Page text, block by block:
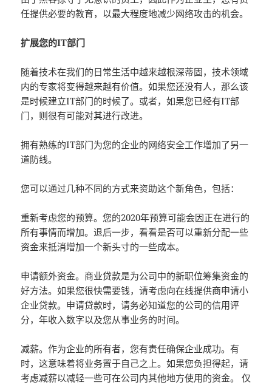
任提供必要的教育，以最大程度地减少网络攻击的机会。
扩展您的IT部门
随着技术在我们的日常生活中越来越根深蒂固，技术领域
内的专家将变得越来越有价值。如果您还没有人，那么该
是时候建立IT部门的时候了。或者，如果您已经有IT部
门，则很有可能对其进行改进。
拥有熟练的IT部门为您的企业的网络安全工作增加了另一
道防线。
您可以通过几种不同的方式来资助这个新角色，包括：
重新考虑您的预算。您的2020年预算可能会因正在进行的
所有事情而增加。退后一步，看看是否可以重新分配一些
资金来抵消增加一个新头寸的一些成本。
申请额外资金。商业贷款是为公司中的新职位筹集资金的
好方法。如果您很快需要钱，请考虑向在线提供商申请小
企业贷款。申请贷款时，请务必知道您的公司的信用评
分，年收入数字以及您从事业务的时间。
减薪。作为企业的所有者，您有责任确保企业成功。有
时，这意味着将业务置于自己之上。如果您负担得起，请
考虑减薪以减轻一些可在公司内其他地方使用的资金。 仅